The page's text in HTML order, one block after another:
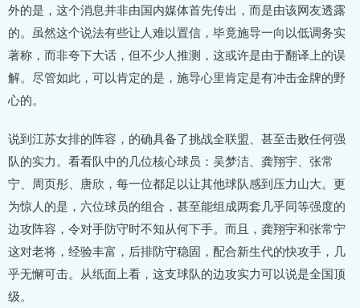
外的是，这个消息并非由国内媒体首先传出，而是由该网友透露
的。虽然这个说法有些让人难以置信，毕竟施导一向以低调务实
著称，而非夸下大话，但不少人推测，这或许是由于翻译上的误
解。尽管如此，可以肯定的是，施导心里肯定是有冲击金牌的野
心的。
说到江苏女排的阵容，的确具备了挑战全联盟、甚至击败任何强
队的实力。看看队中的几位核心球员：吴梦洁、龚翔宇、张常
宁、周页彤、唐欣，每一位都足以让其他球队感到压力山大。更
为惊人的是，六位球员的组合，甚至能组成两套几乎同等强度的
边攻阵容，令对手防守时不知从何下手。而且，龚翔宇和张常宁
这对老将，经验丰富，后排防守稳固，配合新生代的快攻手，几
乎无懈可击。从纸面上看，这支球队的边攻实力可以说是全国顶
级。